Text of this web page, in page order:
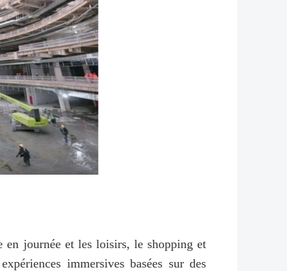
en journée et les loisirs, le shopping et
immersives basées sur des